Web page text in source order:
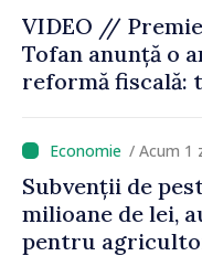
VIDEO //
Tofan anunță o
reformă fiscală:
mari pentru
jocurile de/ Acum 1
Subvenții de
milioane de lei,
pentru